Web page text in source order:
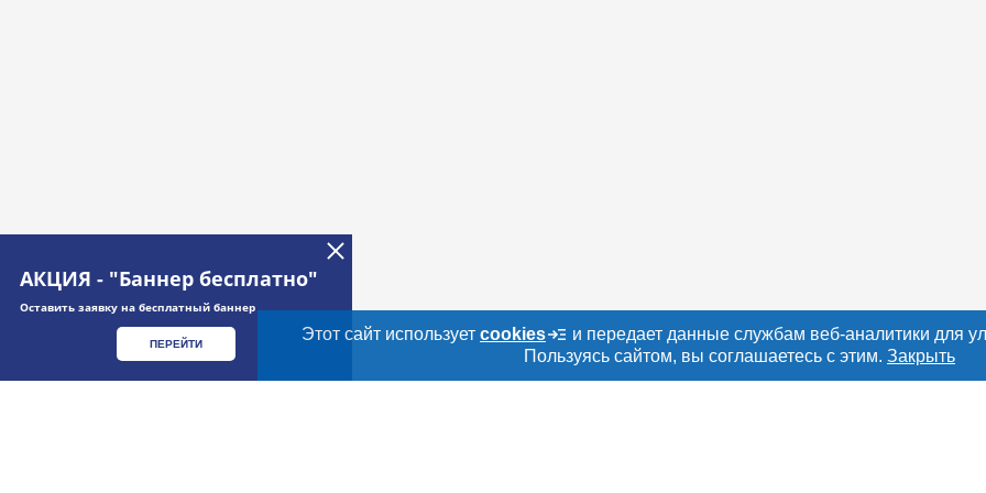
АКЦИЯ - "Баннер бесплатно"
Оставить заявку на бесплатный баннер
ПЕРЕЙТИ
Этот сайт использует cookies
и передает данные службам веб-аналитики для
Пользуясь сайтом, вы соглашаетесь с этим. Закрыть